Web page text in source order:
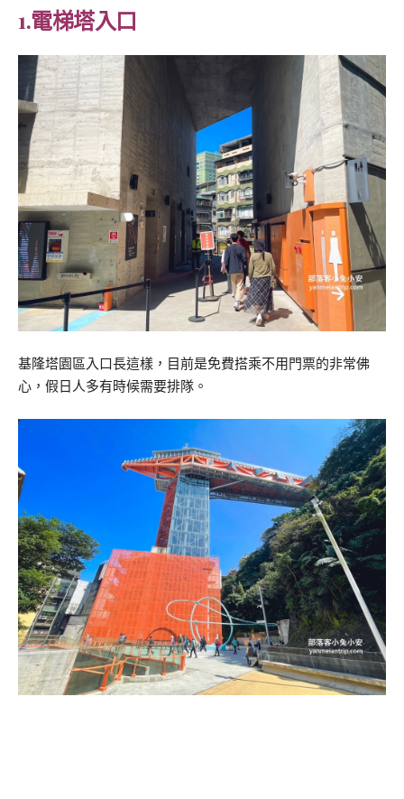
1.電梯塔入口
基隆塔園區入口長這樣，目前是免費搭乘不用門票的非常佛
心，假日人多有時候需要排隊。